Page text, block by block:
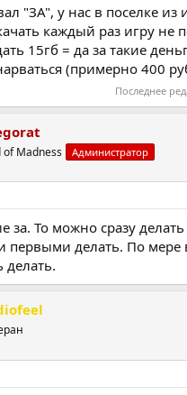
"ЗА", у нас в поселке из
каждый раз игру не
15гб = да за такие
(примерно 400
Последнее
of Madness Администратор
за. То можно сразу
первыми делать. По мере
делать.